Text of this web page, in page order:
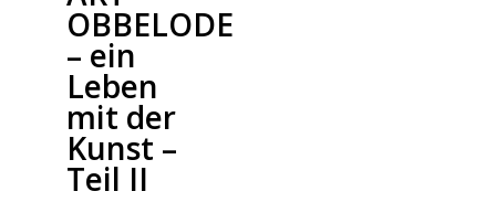
OBBELODE
– ein
Leben
mit der
Kunst –
Teil II